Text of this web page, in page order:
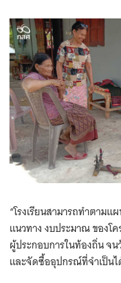
“โรงเรียนสามารถทำตามแ
แนวทาง งบประมาณ ของโ
ผู้ประกอบการในท้องถิ่น จน
และจัดซื้ออุปกรณ์ที่จำเป็น